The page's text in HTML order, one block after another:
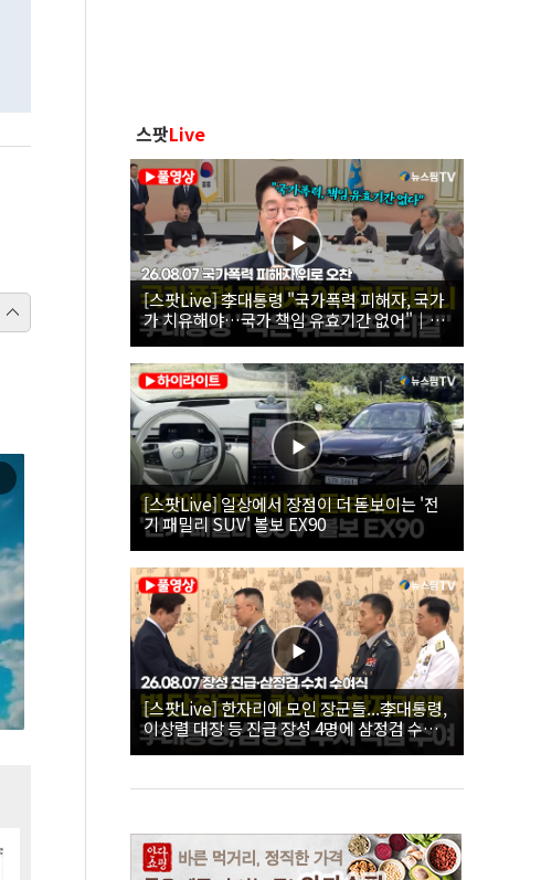
스팟Live
[스팟Live] 李대통령 "국가폭력 피해자, 국가
가 치유해야…국가 책임 유효기간 없어"｜
26.08.07 국가폭력 피해자 위로 오찬
[스팟Live] 일상에서 장점이 더 돋보이는 '전
기 패밀리 SUV' 볼보 EX90
[스팟Live] 한자리에 모인 장군들...李대통령,
이상렬 대장 등 진급 장성 4명에 삼정검 수치
직접 수여｜26.08.07 장성 진급·삼정검 수치